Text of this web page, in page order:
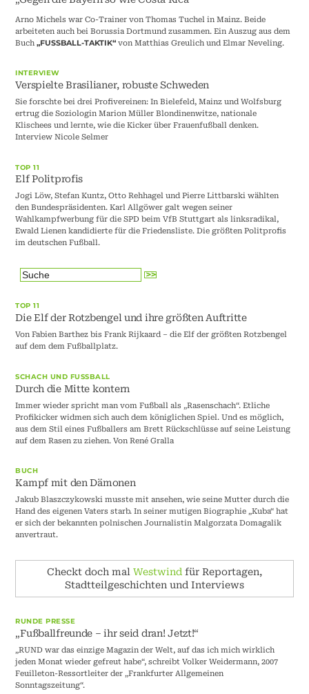
Arno Michels war Co-Trainer von Thomas Tuchel in Mainz. Beide
arbeiteten auch bei Borussia Dortmund zusammen. Ein Auszug aus dem
Buch„FUSSBALL-TAKTIK“ von Matthias Greulich und Elmar Neveling.
INTERVIEW
Verspielte Brasilianer, robuste Schweden
Sie forschte bei drei Profivereinen: In Bielefeld, Mainz und Wolfsburg
ertrug die Soziologin Marion Müller Blondinenwitze, nationale
Klischees und lernte, wie die Kicker über Frauenfußball denken.
Interview Nicole Selmer
TOP 11
Elf Politprofis
Jogi Löw, Stefan Kuntz, Otto Rehhagel und Pierre Littbarski wählten
den Bundespräsidenten. Karl Allgöwer galt wegen seiner
Wahlkampfwerbung für die SPD beim VfB Stuttgart als linksradikal,
Ewald Lienen kandidierte für die Friedensliste. Die größten Politprofis
im deutschen Fußball.
TOP 11
Die Elf der Rotzbengel und ihre größten Auftritte
Von Fabien Barthez bis Frank Rijkaard – die Elf der größten Rotzbengel
auf dem dem Fußballplatz.
SCHACH UND FUSSBALL
Durch die Mitte kontern
Immer wieder spricht man vom Fußball als „Rasenschach“. Etliche
Profikicker widmen sich auch dem königlichen Spiel. Und es möglich,
aus dem Stil eines Fußballers am Brett Rückschlüsse auf seine Leistung
auf dem Rasen zu ziehen. Von René Gralla
BUCH
Kampf mit den Dämonen
Jakub Blaszczykowski musste mit ansehen, wie seine Mutter durch die
Hand des eigenen Vaters starb. In seiner mutigen Biographie „Kuba“ hat
er sich der bekannten polnischen Journalistin Malgorzata Domagalik
anvertraut.
Checkt doch mal Westwind für Reportagen,
Stadtteilgeschichten und Interviews
RUNDE PRESSE
„Fußballfreunde – ihr seid dran! Jetzt!“
„RUND war das einzige Magazin der Welt, auf das ich mich wirklich
jeden Monat wieder gefreut habe“, schreibt Volker Weidermann, 2007
Feuilleton-Ressortleiter der „Frankfurter Allgemeinen
Sonntagszeitung“.